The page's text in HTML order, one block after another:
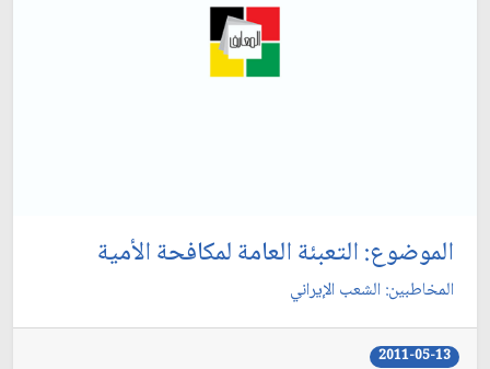
الموضوع: التعبئة العامة لمكافحة الأمية
المخاطبين: الشعب الإيراني‏
2011-05-13